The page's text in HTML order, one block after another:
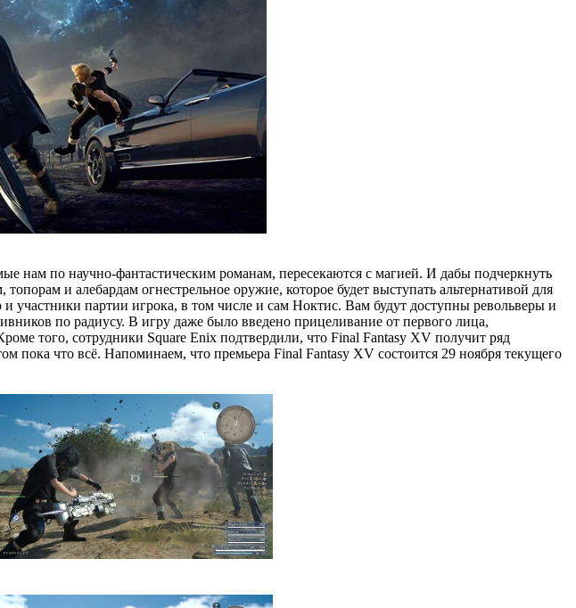
нам по научно-фантастическим романам, пересекаются с магией. И дабы подчеркнуть
и алебардам огнестрельное оружие, которое будет выступать альтернативой для
участники партии игрока, в том числе и сам Ноктис. Вам будут доступны револьверы и
по радиусу. В игру даже было введено прицеливание от первого лица,
того, сотрудники Square Enix подтвердили, что Final Fantasy XV получит ряд
пока что всё. Напоминаем, что премьера Final Fantasy XV состоится 29 ноября текущего